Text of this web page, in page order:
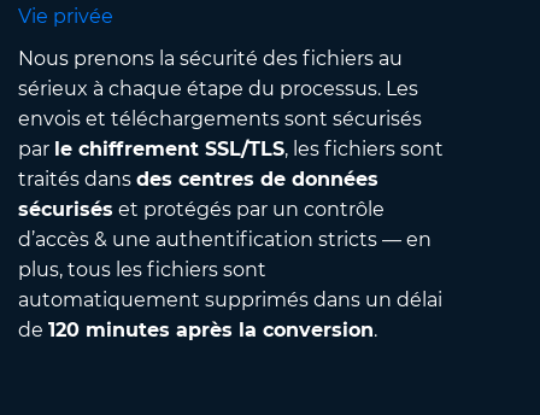
Vie privée
Nous prenons la sécurité des fichiers au
sérieux à chaque étape du processus. Les
envois et téléchargements sont sécurisés
par le chiffrement SSL/TLS, les fichiers sont
traités dans des centres de données
sécurisés et protégés par un contrôle
d’accès & une authentification stricts — en
plus, tous les fichiers sont
automatiquement supprimés dans un délai
de 120 minutes après la conversion.